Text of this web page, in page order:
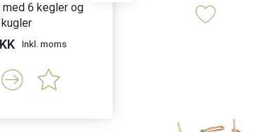
6 kegler og
Inkl. moms
Paw Patrol 3-i-1 vendespil,
lotto & domino